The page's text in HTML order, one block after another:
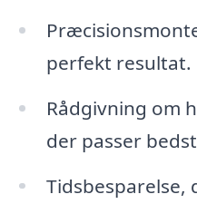
perfekt resultat.
Rådgivning om
der passer
Tidsbesparelse,